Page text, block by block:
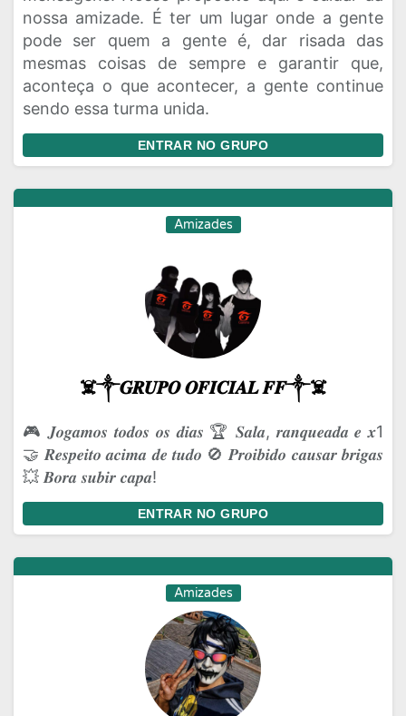
nossa amizade. É ter um lugar onde a gente
pode ser quem a gente é, dar risada das
mesmas coisas de sempre e garantir que,
aconteça o que acontecer, a gente continue
sendo essa turma unida.
ENTRAR NO GRUPO
Amizades
☠️༒𝑮𝑹𝑼𝑷𝑶 𝑶𝑭𝑰𝑪𝑰𝑨𝑳 𝑭𝑭༒☠️
🎮 𝑱𝒐𝒈𝒂𝒎𝒐𝒔 𝒕𝒐𝒅𝒐𝒔 𝒐𝒔 𝒅𝒊𝒂𝒔 🏆 𝑺𝒂𝒍𝒂, 𝒓𝒂𝒏𝒒𝒖𝒆𝒂𝒅𝒂 𝒆 𝒙1
🤝 𝑹𝒆𝒔𝒑𝒆𝒊𝒕𝒐 𝒂𝒄𝒊𝒎𝒂 𝒅𝒆 𝒕𝒖𝒅𝒐 🚫 𝑷𝒓𝒐𝒊𝒃𝒊𝒅𝒐 𝒄𝒂𝒖𝒔𝒂𝒓 𝒃𝒓𝒊𝒈𝒂𝒔
💥 𝑩𝒐𝒓𝒂 𝒔𝒖𝒃𝒊𝒓 𝒄𝒂𝒑𝒂!
ENTRAR NO GRUPO
Amizades